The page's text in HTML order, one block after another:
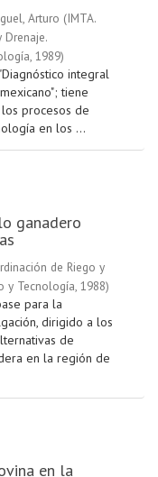
Arturo (IMTA.
Drenaje.
, 1989)
integral
tiene
procesos de
en los ...
ganadero
de Riego y
y Tecnología, 1988)
para la
dirigido a los
de
en la región de
en la